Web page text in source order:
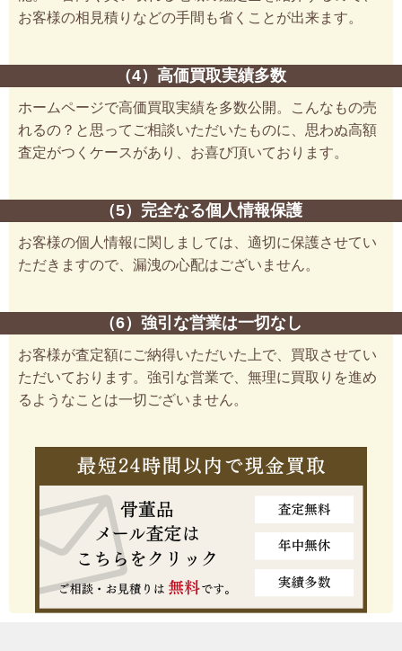
お客様の相見積りなどの手間も省くことが出来ます。
（4）高価買取実績多数
ホームページで高価買取実績を多数公開。こんなもの売
れるの？と思ってご相談いただいたものに、思わぬ高額
査定がつくケースがあり、お喜び頂いております。
（5）完全なる個人情報保護
お客様の個人情報に関しましては、適切に保護させてい
ただきますので、漏洩の心配はございません。
（6）強引な営業は一切なし
お客様が査定額にご納得いただいた上で、買取させてい
ただいております。強引な営業で、無理に買取りを進め
るようなことは一切ございません。